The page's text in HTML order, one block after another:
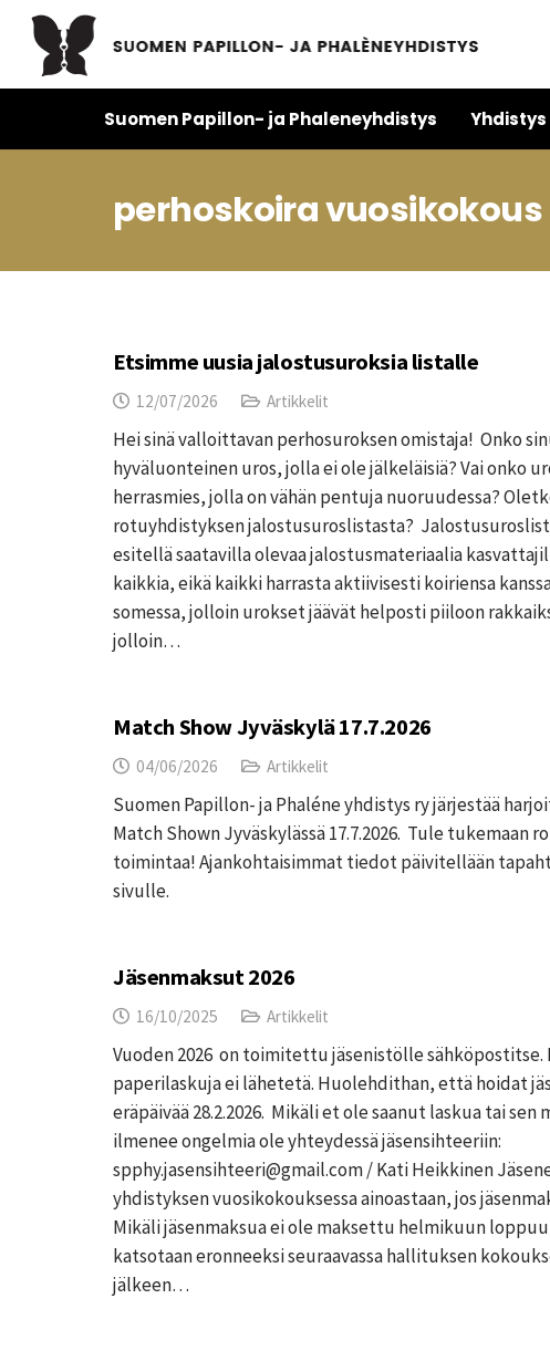
Suomen Papillon- ja Phaleneyhdistys Yhdistys
perhoskoira vuosikokous
Etsimme uusia jalostusuroksia listalle
12/07/2026 Artikkelit
Hei sinä valloittavan perhosuroksen omistaja! Onko
hyväluonteinen uros, jolla ei ole jälkeläisiä? Vai onko
herrasmies, jolla on vähän pentuja nuoruudessa?
rotuyhdistyksen jalostusuroslistasta?
esitellä saatavilla olevaa jalostusmateriaalia
kaikkia, eikä kaikki harrasta aktiivisesti koiriensa
somessa, jolloin urokset jäävät helposti piiloon
jolloin…
Match Show Jyväskylä 17.7.2026
04/06/2026 Artikkelit
Suomen Papillon- ja Phaléne yhdistys ry järjestää
Match Shown Jyväskylässä 17.7.2026. Tule tukemaan
toimintaa! Ajankohtaisimmat tiedot päivitellään
sivulle.
Jäsenmaksut 2026
16/10/2025 Artikkelit
Vuoden 2026 on toimitettu jäsenistölle sähköpostitse.
paperilaskuja ei lähetetä. Huolehdithan, että hoidat
eräpäivää 28.2.2026. Mikäli et ole saanut laskua tai sen
ilmenee ongelmia ole yhteydessä jäsensihteeriin:
spphy.jasensihteeri@gmail.com / Kati Heikkinen
yhdistyksen vuosikokouksessa ainoastaan, jos
Mikäli jäsenmaksua ei ole maksettu helmikuun
katsotaan eronneeksi seuraavassa hallituksen
jälkeen…